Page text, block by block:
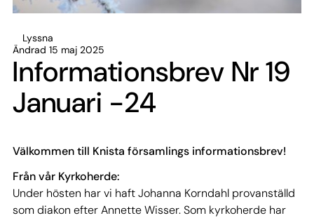
Lyssna
Ändrad 15 maj 2025
Informationsbrev Nr 19
Januari -24
Välkommen till Knista församlings informationsbrev!
Från vår Kyrkoherde:
Under hösten har vi haft Johanna Korndahl provanställd
som diakon efter Annette Wisser. Som kyrkoherde har